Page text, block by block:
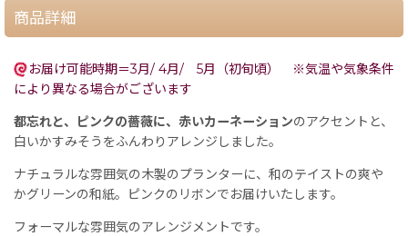
商品詳細
お届け可能時期＝3月/ 4月/ 5月（初旬頃） ※気温や気象条件
により異なる場合がございます
都忘れと、ピンクの薔薇に、赤いカーネーションのアクセントと、
白いかすみそうをふんわりアレンジしました。
ナチュラルな雰囲気の木製のプランターに、和のテイストの爽や
かグリーンの和紙。ピンクのリボンでお届けいたします。
フォーマルな雰囲気のアレンジメントです。